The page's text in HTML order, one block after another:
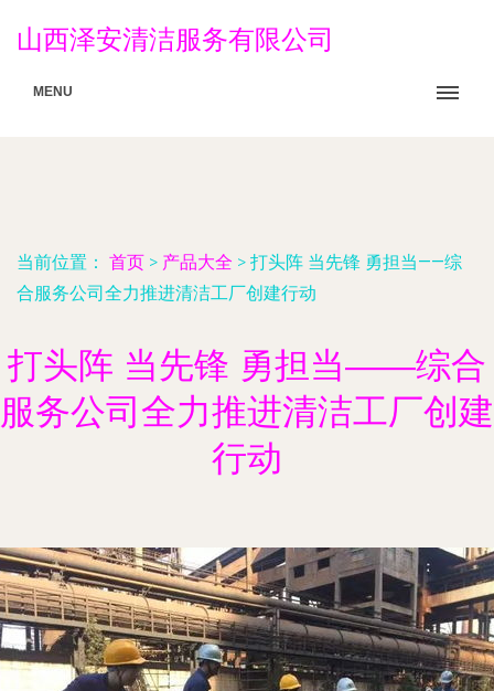
山西泽安清洁服务有限公司
MENU
当前位置： 首页 > 产品大全 > 打头阵 当先锋 勇担当——综
合服务公司全力推进清洁工厂创建行动
打头阵 当先锋 勇担当——综合
服务公司全力推进清洁工厂创建
行动